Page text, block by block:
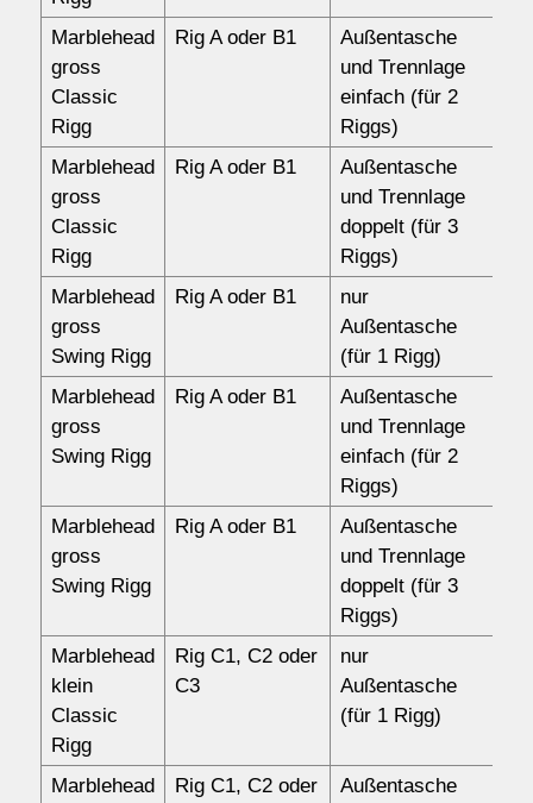
Marblehead
gross
Classic
Rigg
Rig A oder B1
Außentasche
und Trennlage
einfach (für 2
Riggs)
Marblehead
gross
Classic
Rigg
Rig A oder B1
Außentasche
und Trennlage
doppelt (für 3
Riggs)
Marblehead
gross
Swing Rigg
Rig A oder B1
nur
Außentasche
(für 1 Rigg)
Marblehead
gross
Swing Rigg
Rig A oder B1
Außentasche
und Trennlage
einfach (für 2
Riggs)
Marblehead
gross
Swing Rigg
Rig A oder B1
Außentasche
und Trennlage
doppelt (für 3
Riggs)
Marblehead
klein
Classic
Rigg
Rig C1, C2 oder
C3
nur
Außentasche
(für 1 Rigg)
Marblehead
Rig C1, C2 oder
Außentasche